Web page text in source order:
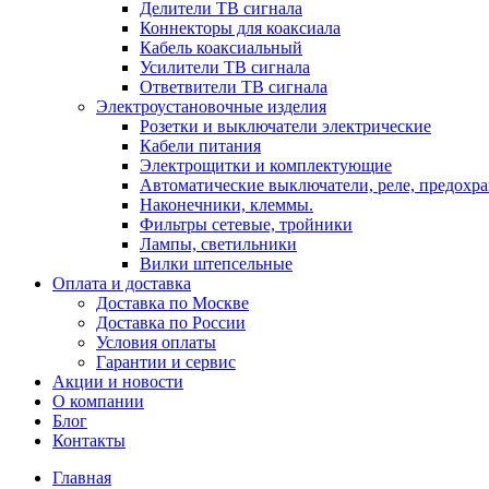
Делители ТВ сигнала
Коннекторы для коаксиала
Кабель коаксиальный
Усилители ТВ сигнала
Ответвители ТВ сигнала
Электроустановочные изделия
Розетки и выключатели электрические
Кабели питания
Электрощитки и комплектующие
Автоматические выключатели, реле,
Наконечники, клеммы.
Фильтры сетевые, тройники
Лампы, светильники
Вилки штепсельные
Оплата и доставка
Доставка по Москве
Доставка по России
Условия оплаты
Гарантии и сервис
Акции и новости
О компании
Блог
Контакты
Главная